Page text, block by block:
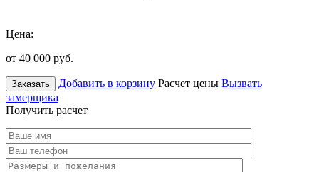
Цена:
от 40 000 руб.
Заказать Добавить в корзину Расчет цены Вызвать
замерщика
Получить расчет